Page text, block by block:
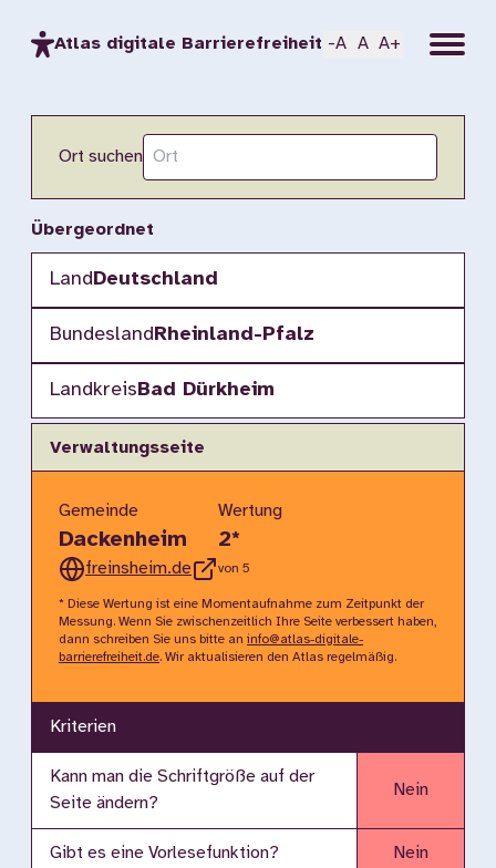
Atlas digitale Barrierefreiheit -A A A+ Menu
Ort suchen
Übergeordnet
LandDeutschland
BundeslandRheinland-Pfalz
LandkreisBad Dürkheim
Verwaltungsseite
Gemeinde
Dackenheim
freinsheim.de
Wertung
2*
von 5
* Diese Wertung ist eine Momentaufnahme zum Zeitpunkt der
Messung. Wenn Sie zwischenzeitlich Ihre Seite verbessert haben,
dann schreiben Sie uns bitte an info@atlas-digitale-
barrierefreiheit.de. Wir aktualisieren den Atlas regelmäßig.
Kriterien
Kann man die Schriftgröße auf der
Seite ändern?
Nein
Gibt es eine Vorlesefunktion? Nein